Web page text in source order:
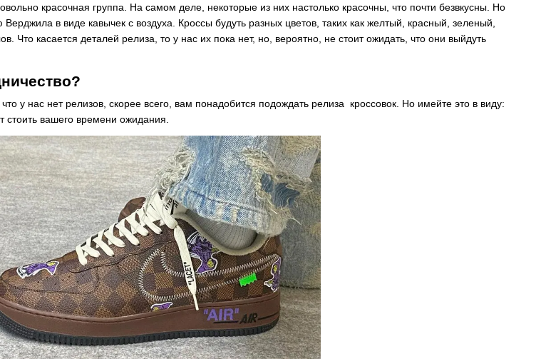
красочная группа. На самом деле, некоторые из них настолько красочны, что почти безвкусны. Но
в виде кавычек с воздуха. Кроссы будуть разных цветов, таких как желтый, красный, зеленый,
Что касается деталей релиза, то у нас их пока нет, но, вероятно, не стоит ожидать, что они выйдуть
у нас нет релизов, скорее всего, вам понадобится подождать релиза кроссовок. Но имейте это в виду:
стоить вашего времени ожидания.